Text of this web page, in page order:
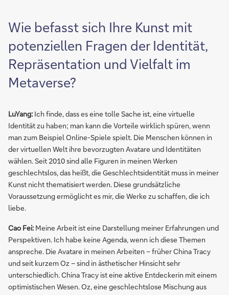
Wie befasst sich Ihre Kunst mit
potenziellen Fragen der Identität,
Repräsentation und Vielfalt im
Metaverse?
LuYang: Ich finde, dass es eine tolle Sache ist, eine virtuelle
Identität zu haben; man kann die Vorteile wirklich spüren, wenn
man zum Beispiel Online-Spiele spielt. Die Menschen können in
der virtuellen Welt ihre bevorzugten Avatare und Identitäten
wählen. Seit 2010 sind alle Figuren in meinen Werken
geschlechtslos, das heißt, die Geschlechtsidentität muss in meiner
Kunst nicht thematisiert werden. Diese grundsätzliche
Voraussetzung ermöglicht es mir, die Werke zu schaffen, die ich
liebe.
Cao Fei: Meine Arbeit ist eine Darstellung meiner Erfahrungen und
Perspektiven. Ich habe keine Agenda, wenn ich diese Themen
anspreche. Die Avatare in meinen Arbeiten – früher China Tracy
und seit kurzem Oz – sind in ästhetischer Hinsicht sehr
unterschiedlich. China Tracy ist eine aktive Entdeckerin mit einem
optimistischen Wesen. Oz, eine geschlechtslose Mischung aus